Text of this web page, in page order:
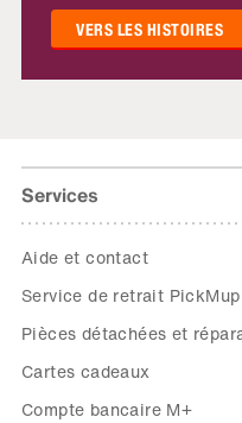
VERS LES HISTOIRES
Services
Aide et contact
Service de retrait PickMup
Pièces détachées et
Cartes cadeaux
Compte bancaire M+